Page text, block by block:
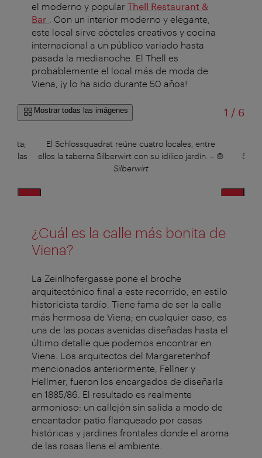
el moderno y popular Thell Restaurant &
Bar
. Con un interior moderno y elegante,
este local sirve cócteles creativos y cocina
internacional a un público variado hasta
pasada la medianoche. El Thell es
probablemente el local más de moda de
Viena, ¡y lo ha sido durante 50 años!
Mostrar todas las imágenes 1 /de
6
de las
El Schlossquadrat reúne cuatro locales, entre
ellos la taberna Silberwirt con su idílico jardín. – ©
Silberwirt
¿Cuál es la calle más bonita de
Viena?
La Zeinlhofergasse pone el broche
arquitectónico final a este recorrido, en estilo
historicista tardío. Tiene fama de ser la calle
más hermosa de Viena; en cualquier caso, es
una de las pocas avenidas diseñadas hasta el
último detalle que podemos encontrar en
Viena. Los arquitectos del Margaretenhof
mencionados anteriormente, Fellner y
Hellmer, fueron los encargados de diseñarla
en 1885/86. El resultado es realmente
armonioso: un callejón sin salida a modo de
encantador patio flanqueado por casas
históricas y jardines frontales donde el aroma
de las rosas llena el ambiente.